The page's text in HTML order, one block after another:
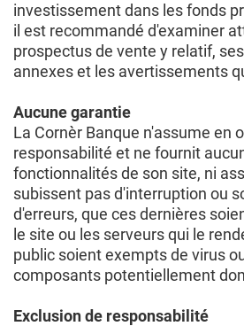
investissement dans les fonds
il est recommandé d'examiner
prospectus de vente y relatif,
annexes et les avertissements
Aucune garantie
La Cornèr Banque n'assume en
responsabilité et ne fournit
fonctionnalités de son site, ni
subissent pas d'interruption ou
d'erreurs, que ces dernières
le site ou les serveurs qui le
public soient exempts de virus
composants potentiellement
Exclusion de responsabilité